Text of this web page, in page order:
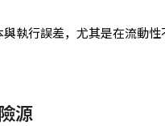
執行誤差，尤其是在流動性
源